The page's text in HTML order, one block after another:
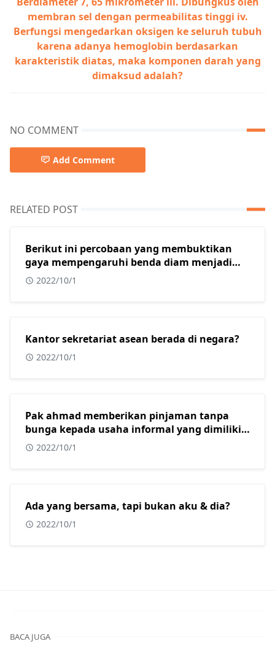
membran sel dengan permeabilitas tinggi iv.
Berfungsi mengedarkan oksigen ke seluruh tubuh
karena adanya hemoglobin berdasarkan
karakteristik diatas, maka komponen darah yang
dimaksud adalah?
NO COMMENT
Add Comment
RELATED POST
Berikut ini percobaan yang membuktikan
gaya mempengaruhi benda diam menjadi
bergerak adalah?
2022/10/1
Kantor sekretariat asean berada di negara?
2022/10/1
Pak ahmad memberikan pinjaman tanpa
bunga kepada usaha informal yang dimiliki
oleh beberapa warga muslim di kota
2022/10/1
Ada yang bersama, tapi bukan aku & dia?
2022/10/1
BACA JUGA